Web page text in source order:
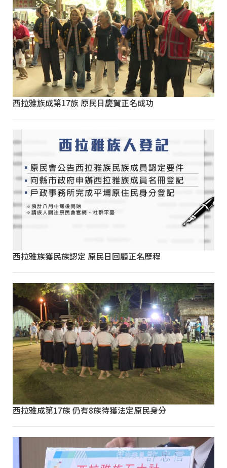
西拉雅族成第17族 原民日慶賀正名成功
西拉雅族獲民族認定 原民日回顧正名歷程
西拉雅成第17族 仍有8族待獲法定原民身分